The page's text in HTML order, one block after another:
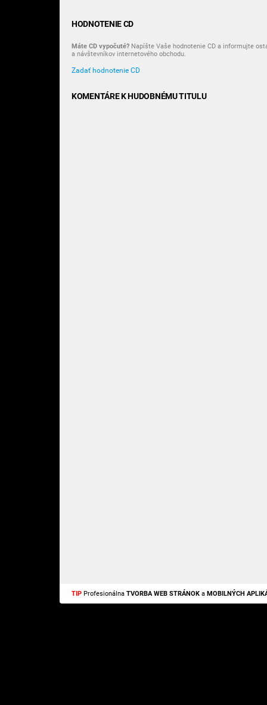
HODNOTENIE CD
Máte CD vypočuté? Napíšte Vaše hodnotenie CD a informujte
a návštevníkov internetového obchodu.
Zadať hodnotenie CD
KOMENTÁRE K HUDOBNÉMU TITULU
TIP Profesionálna TVORBA WEB STRÁNOK a MOBILNÝCH